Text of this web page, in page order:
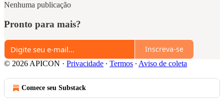
Nenhuma publicação
Pronto para mais?
Inscreva-se
© 2026 APICON · Privacidade ∙ Termos ∙ Aviso de coleta
Comece seu Substack